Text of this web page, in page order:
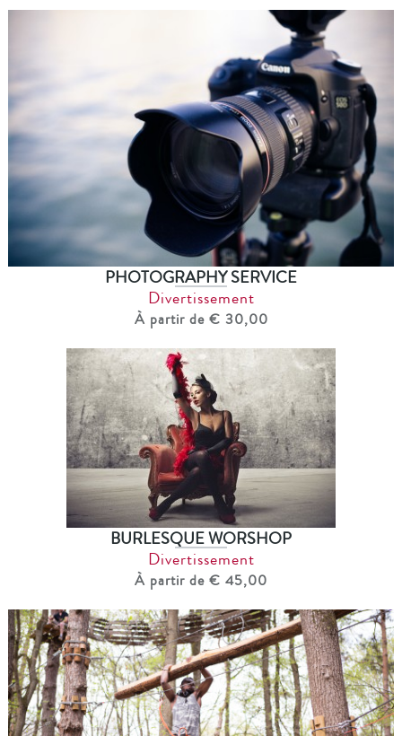
PHOTOGRAPHY SERVICE
Divertissement
À partir de € 30,00
BURLESQUE WORSHOP
Divertissement
À partir de € 45,00